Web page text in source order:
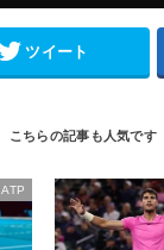
ツイート
ATP